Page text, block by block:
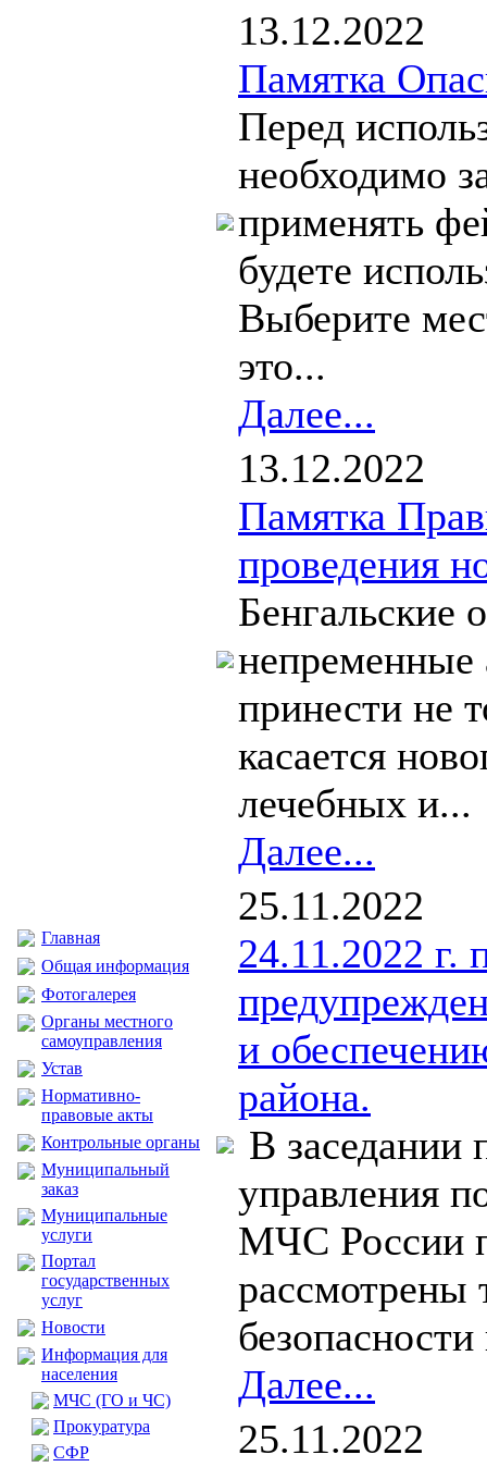
Главная
Общая информация
Фотогалерея
Органы местного
самоуправления
Устав
Нормативно-
правовые акты
Контрольные органы
Муниципальный
заказ
Муниципальные
услуги
Портал
государственных
услуг
Новости
Информация для
населения
МЧС (ГО и ЧС)
Прокуратура
CФР
13.12.2022
Памятка
Перед
необходимо
применять
будете
Выберите
это...
Далее...
13.12.2022
Памятка
проведения
Бенгальские
непременные
принести не
касается
лечебных и...
Далее...
25.11.2022
24.11.2022 г.
и
района.
В заседании
управления
МЧС России
рассмотрены
Далее...
25.11.2022